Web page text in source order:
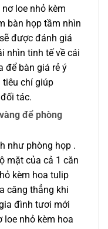
loe nhỏ kèm
bàn họp tầm nhìn
được đánh giá
nhìn tinh tế về cái
để bàn giá rẻ ý
tiêu chí giúp
tác.
để phòng
như phòng họp .
mặt của cả 1 căn
kèm hoa tulip
căng thẳng khi
đình tươi mới
loe nhỏ kèm hoa